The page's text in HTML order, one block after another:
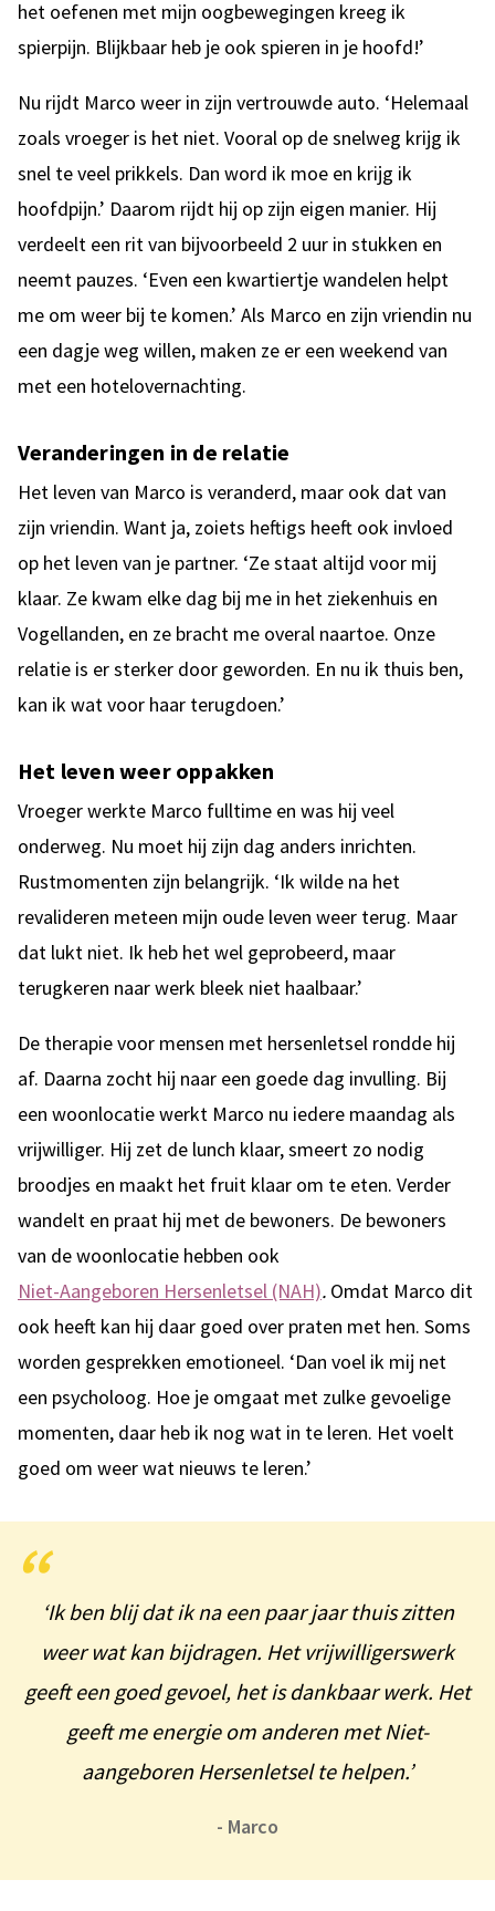
het oefenen met mijn oogbewegingen kreeg ik
spierpijn. Blijkbaar heb je ook spieren in je hoofd!’
Nu rijdt Marco weer in zijn vertrouwde auto. ‘Helemaal
zoals vroeger is het niet. Vooral op de snelweg krijg ik
snel te veel prikkels. Dan word ik moe en krijg ik
hoofdpijn.’ Daarom rijdt hij op zijn eigen manier. Hij
verdeelt een rit van bijvoorbeeld 2 uur in stukken en
neemt pauzes. ‘Even een kwartiertje wandelen helpt
me om weer bij te komen.’ Als Marco en zijn vriendin nu
een dagje weg willen, maken ze er een weekend van
met een hotelovernachting.
Veranderingen in de relatie
Het leven van Marco is veranderd, maar ook dat van
zijn vriendin. Want ja, zoiets heftigs heeft ook invloed
op het leven van je partner. ‘Ze staat altijd voor mij
klaar. Ze kwam elke dag bij me in het ziekenhuis en
Vogellanden, en ze bracht me overal naartoe. Onze
relatie is er sterker door geworden. En nu ik thuis ben,
kan ik wat voor haar terugdoen.’
Het leven weer oppakken
Vroeger werkte Marco fulltime en was hij veel
onderweg. Nu moet hij zijn dag anders inrichten.
Rustmomenten zijn belangrijk. ‘Ik wilde na het
revalideren meteen mijn oude leven weer terug. Maar
dat lukt niet. Ik heb het wel geprobeerd, maar
terugkeren naar werk bleek niet haalbaar.’
De therapie voor mensen met hersenletsel rondde hij
af. Daarna zocht hij naar een goede dag invulling. Bij
een woonlocatie werkt Marco nu iedere maandag als
vrijwilliger. Hij zet de lunch klaar, smeert zo nodig
broodjes en maakt het fruit klaar om te eten. Verder
wandelt en praat hij met de bewoners. De bewoners
van de woonlocatie hebben ook
Niet-Aangeboren Hersenletsel (NAH). Omdat Marco dit
ook heeft kan hij daar goed over praten met hen. Soms
worden gesprekken emotioneel. ‘Dan voel ik mij net
een psycholoog. Hoe je omgaat met zulke gevoelige
momenten, daar heb ik nog wat in te leren. Het voelt
goed om weer wat nieuws te leren.’
‘Ik ben blij dat ik na een paar jaar thuis zitten
weer wat kan bijdragen. Het vrijwilligerswerk
geeft een goed gevoel, het is dankbaar werk. Het
geeft me energie om anderen met Niet-
aangeboren Hersenletsel te helpen.’
- Marco